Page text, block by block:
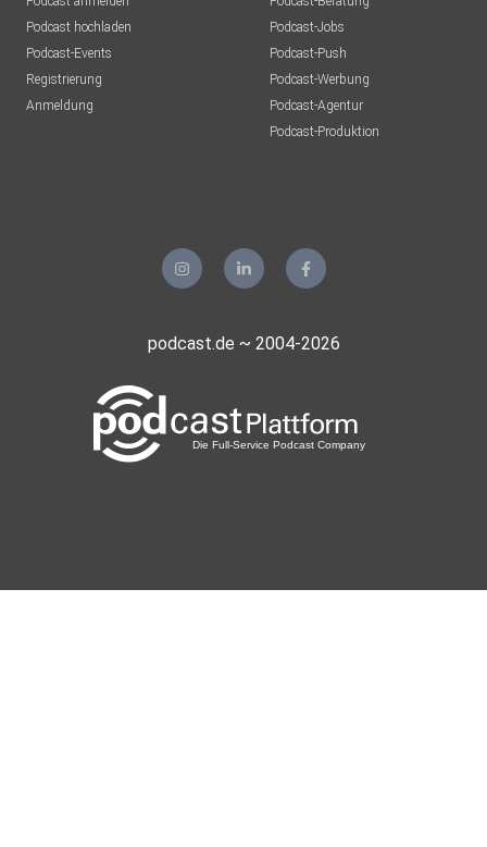
Podcast hochladen
Podcast-Events
Registrierung
Anmeldung
Podcast-Jobs
Podcast-Push
Podcast-Werbung
Podcast-Agentur
Podcast-Produktion
podcast.de ~ 2004-2026